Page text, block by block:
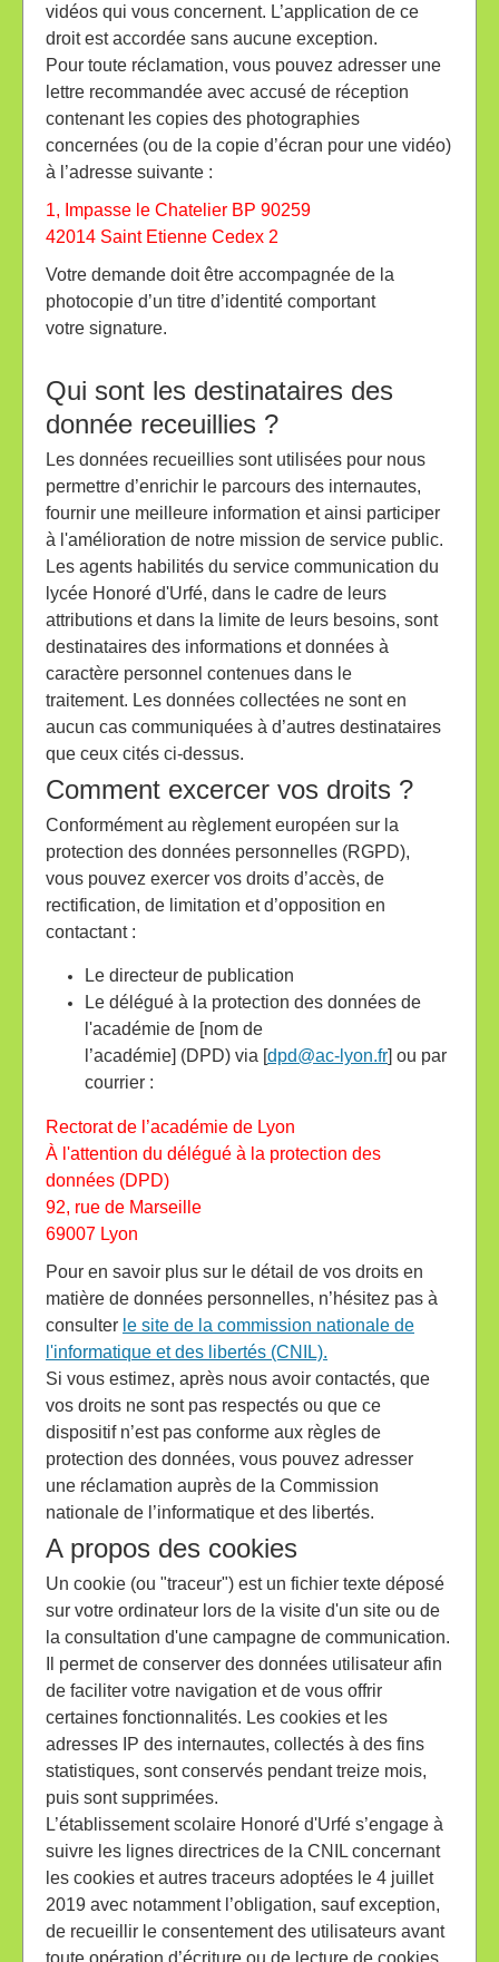
vidéos qui vous concernent. L’application de ce
droit est accordée sans aucune exception.
Pour toute réclamation, vous pouvez adresser une
lettre recommandée avec accusé de réception
contenant les copies des photographies
concernées (ou de la copie d’écran pour une vidéo)
à l’adresse suivante :
1, Impasse le Chatelier BP 90259
42014 Saint Etienne Cedex 2
Votre demande doit être accompagnée de la
photocopie d’un titre d’identité comportant
votre signature.
Qui sont les destinataires des
donnée receuillies ?
Les données recueillies sont utilisées pour nous
permettre d’enrichir le parcours des internautes,
fournir une meilleure information et ainsi participer
à l'amélioration de notre mission de service public.
Les agents habilités du service communication du
lycée Honoré d'Urfé, dans le cadre de leurs
attributions et dans la limite de leurs besoins, sont
destinataires des informations et données à
caractère personnel contenues dans le
traitement. Les données collectées ne sont en
aucun cas communiquées à d’autres destinataires
que ceux cités ci-dessus.
Comment excercer vos droits ?
Conformément au règlement européen sur la
protection des données personnelles (RGPD),
vous pouvez exercer vos droits d’accès, de
rectification, de limitation et d’opposition en
contactant :
Le directeur de publication
Le délégué à la protection des données de
l'académie de [nom de
l’académie] (DPD) via [ dpd@ac-lyon.fr ] ou par
courrier :
Rectorat de l’académie de Lyon
À l'attention du délégué à la protection des
données (DPD)
92, rue de Marseille
69007 Lyon
Pour en savoir plus sur le détail de vos droits en
matière de données personnelles, n’hésitez pas à
consulter le site de la commission nationale de
l'informatique et des libertés (CNIL).
Si vous estimez, après nous avoir contactés, que
vos droits ne sont pas respectés ou que ce
dispositif n’est pas conforme aux règles de
protection des données, vous pouvez adresser
une réclamation auprès de la Commission
nationale de l’informatique et des libertés.
A propos des cookies
Un cookie (ou "traceur") est un fichier texte déposé
sur votre ordinateur lors de la visite d'un site ou de
la consultation d'une campagne de communication.
Il permet de conserver des données utilisateur afin
de faciliter votre navigation et de vous offrir
certaines fonctionnalités. Les cookies et les
adresses IP des internautes, collectés à des fins
statistiques, sont conservés pendant treize mois,
puis sont supprimées.
L’établissement scolaire Honoré d'Urfé s’engage à
suivre les lignes directrices de la CNIL concernant
les cookies et autres traceurs adoptées le 4 juillet
2019 avec notamment l’obligation, sauf exception,
de recueillir le consentement des utilisateurs avant
toute opération d’écriture ou de lecture de cookies